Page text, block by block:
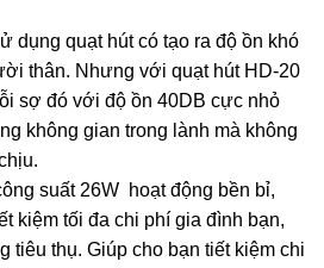
dụng quạt hút có tạo ra độ ồn khó
thân. Nhưng với quạt hút HD-20
sợ đó với độ ồn 40DB cực nhỏ
không gian trong lành mà không
suất 26W hoạt động bền bỉ,
kiệm tối đa chi phí gia đình bạn,
tiêu thụ. Giúp cho bạn tiết kiệm chi